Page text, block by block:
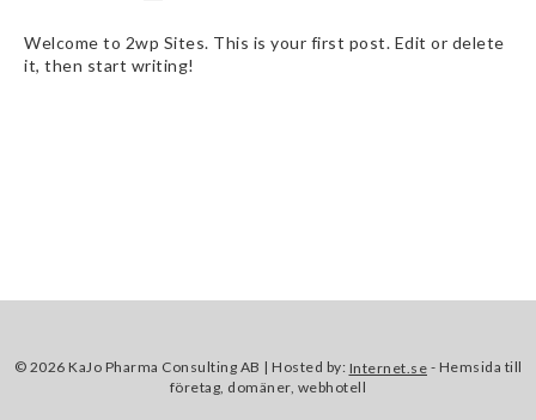
Welcome to 2wp Sites. This is your first post. Edit or delete
it, then start writing!
© 2026 KaJo Pharma Consulting AB | Hosted by: Internet.se - Hemsida till
företag, domäner, webhotell